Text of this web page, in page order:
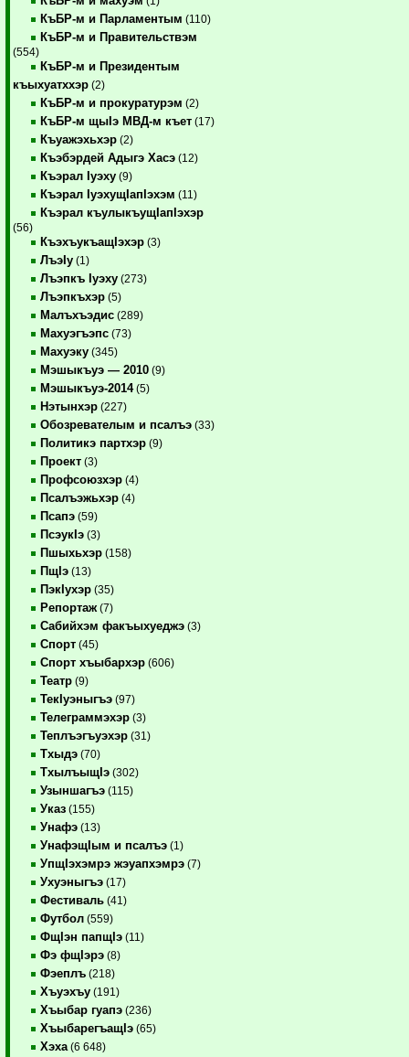
КъБР-м и Парламентым (110)
КъБР-м и Правительствэм
(554)
КъБР-м и Президентым
къыхуатххэр (2)
КъБР-м и прокуратурэм (2)
КъБР-м щыIэ МВД-м къет (17)
Къуажэхьхэр (2)
Къэбэрдей Адыгэ Хасэ (12)
Къэрал Iуэху (9)
Къэрал IуэхущIапIэхэм (11)
Къэрал къулыкъущIапIэхэр
(56)
КъэхъукъащIэхэр (3)
ЛъэIу (1)
Лъэпкъ Iуэху (273)
Лъэпкъхэр (5)
Малъхъэдис (289)
Махуэгъэпс (73)
Махуэку (345)
Мэшыкъуэ — 2010 (9)
Мэшыкъуэ-2014(5)
Нэтынхэр (227)
Обозревателым и псалъэ (33)
Политикэ партхэр (9)
Проект (3)
Профсоюзхэр (4)
Псалъэжьхэр (4)
Псапэ (59)
ПсэукIэ (3)
Пшыхьхэр (158)
ПщIэ (13)
ПэкIухэр (35)
Репортаж (7)
Сабийхэм факъыхуеджэ (3)
Спорт (45)
Спорт хъыбархэр (606)
Театр (9)
ТекIуэныгъэ (97)
Телеграммэхэр (3)
Теплъэгъуэхэр (31)
Тхыдэ (70)
ТхылъыщIэ (302)
Узыншагъэ (115)
Указ (155)
Унафэ (13)
УнафэщIым и псалъэ (1)
УпщIэхэмрэ жэуапхэмрэ (7)
Ухуэныгъэ (17)
Фестиваль (41)
Футбол (559)
ФщIэн папщIэ (11)
Фэ фщIэрэ (8)
Фэеплъ (218)
Хъуэхъу (191)
Хъыбар гуапэ (236)
ХъыбарегъащIэ (65)
Хэха (6 648)